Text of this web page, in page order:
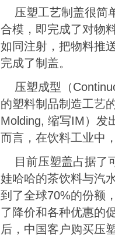
压塑工艺制盖很简
合模，即完成了对物
如同注射，把物料推
完成了制盖。
压塑成型（
的塑料制品制造工艺
Molding, 缩写IM ）发
而言，在饮料工业中
目前压塑盖占据了
娃哈哈的茶饮料与汽
到了全球70%的份额
了降价和各种优惠的
后，中国客户购买压